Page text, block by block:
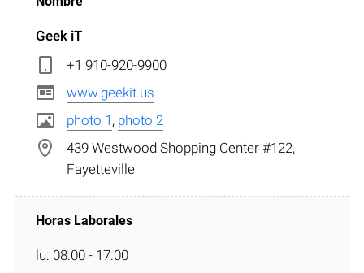
Geek iT
+1 910-920-9900
www.geekit.us
photo 1 , photo 2
439 Westwood Shopping Center #122,
Fayetteville
lu: 08:00 - 17:00